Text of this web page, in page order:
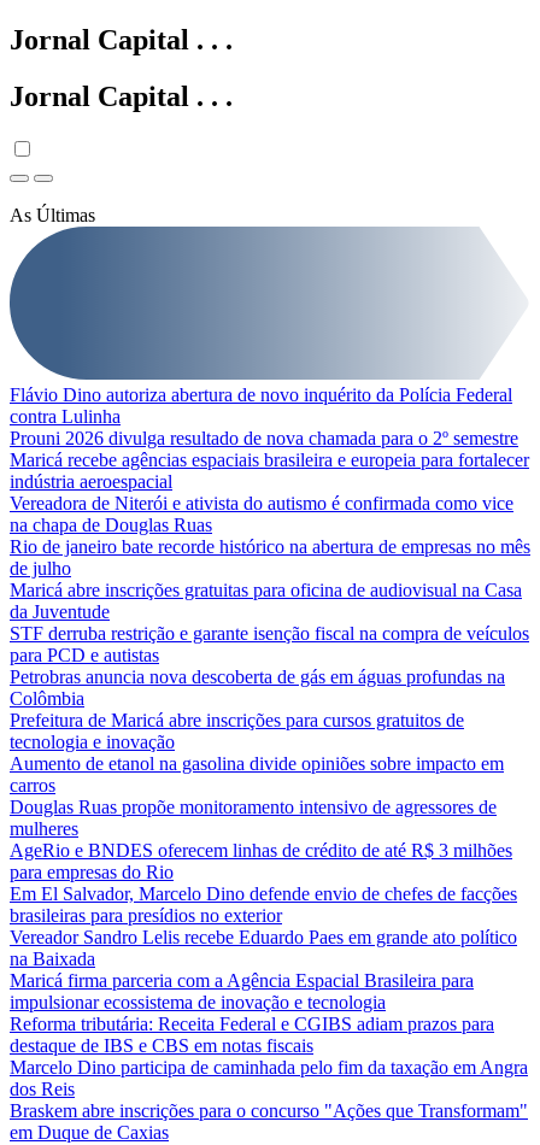
Jornal Capital . . .
Jornal Capital . . .
As Últimas
Flávio Dino autoriza abertura de novo inquérito da Polícia Federal
contra Lulinha
Prouni 2026 divulga resultado de nova chamada para o 2º semestre
Maricá recebe agências espaciais brasileira e europeia para fortalecer
indústria aeroespacial
Vereadora de Niterói e ativista do autismo é confirmada como vice
na chapa de Douglas Ruas
Rio de janeiro bate recorde histórico na abertura de empresas no mês
de julho
Maricá abre inscrições gratuitas para oficina de audiovisual na Casa
da Juventude
STF derruba restrição e garante isenção fiscal na compra de veículos
para PCD e autistas
Petrobras anuncia nova descoberta de gás em águas profundas na
Colômbia
Prefeitura de Maricá abre inscrições para cursos gratuitos de
tecnologia e inovação
Aumento de etanol na gasolina divide opiniões sobre impacto em
carros
Douglas Ruas propõe monitoramento intensivo de agressores de
mulheres
AgeRio e BNDES oferecem linhas de crédito de até R$ 3 milhões
para empresas do Rio
Em El Salvador, Marcelo Dino defende envio de chefes de facções
brasileiras para presídios no exterior
Vereador Sandro Lelis recebe Eduardo Paes em grande ato político
na Baixada
Maricá firma parceria com a Agência Espacial Brasileira para
impulsionar ecossistema de inovação e tecnologia
Reforma tributária: Receita Federal e CGIBS adiam prazos para
destaque de IBS e CBS em notas fiscais
Marcelo Dino participa de caminhada pelo fim da taxação em Angra
dos Reis
Braskem abre inscrições para o concurso "Ações que Transformam"
em Duque de Caxias